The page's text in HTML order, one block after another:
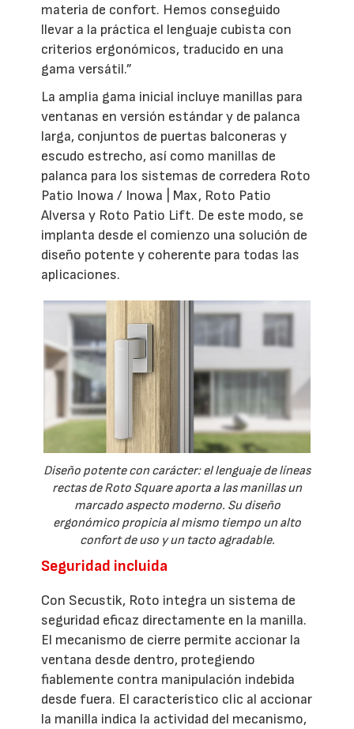
materia de confort. Hemos conseguido
llevar a la práctica el lenguaje cubista con
criterios ergonómicos, traducido en una
gama versátil.”
La amplia gama inicial incluye manillas para
ventanas en versión estándar y de palanca
larga, conjuntos de puertas balconeras y
escudo estrecho, así como manillas de
palanca para los sistemas de corredera Roto
Patio Inowa / Inowa | Max, Roto Patio
Alversa y Roto Patio Lift. De este modo, se
implanta desde el comienzo una solución de
diseño potente y coherente para todas las
aplicaciones.
Diseño potente con carácter: el lenguaje de líneas
rectas de Roto Square aporta a las manillas un
marcado aspecto moderno. Su diseño
ergonómico propicia al mismo tiempo un alto
confort de uso y un tacto agradable.
Seguridad incluida
Con Secustik, Roto integra un sistema de
seguridad eficaz directamente en la manilla.
El mecanismo de cierre permite accionar la
ventana desde dentro, protegiendo
fiablemente contra manipulación indebida
desde fuera. El característico clic al accionar
la manilla indica la actividad del mecanismo,